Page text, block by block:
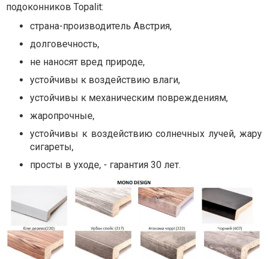
подоконников Topalit:
страна-производитель Австрия,
долговечность,
не наносят вред природе,
устойчивы к воздействию влаги,
устойчивы к механическим повреждениям,
жаропрочные,
устойчивы к воздействию солнечных лучей, жару
сигареты,
просты в уходе, - гарантия 30 лет.